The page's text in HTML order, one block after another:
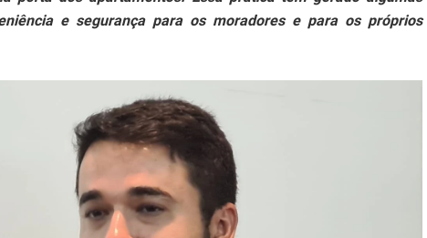
e segurança para os moradores e para os próprios